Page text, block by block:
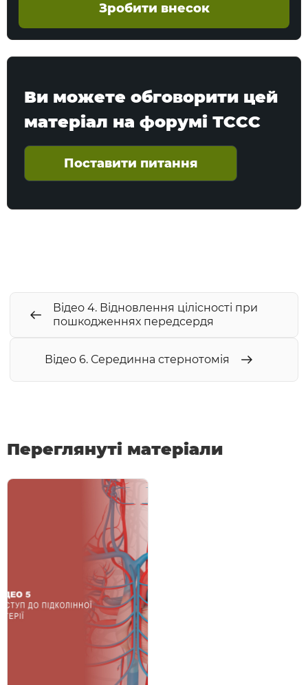
Зробити внесок
Ви можете обговорити цей
матеріал на форумі ТССС
Поставити питання
Відео 4. Відновлення цілісності при
пошкодженнях передсердя
Відео 6. Серединна стернотомія
Переглянуті матеріали